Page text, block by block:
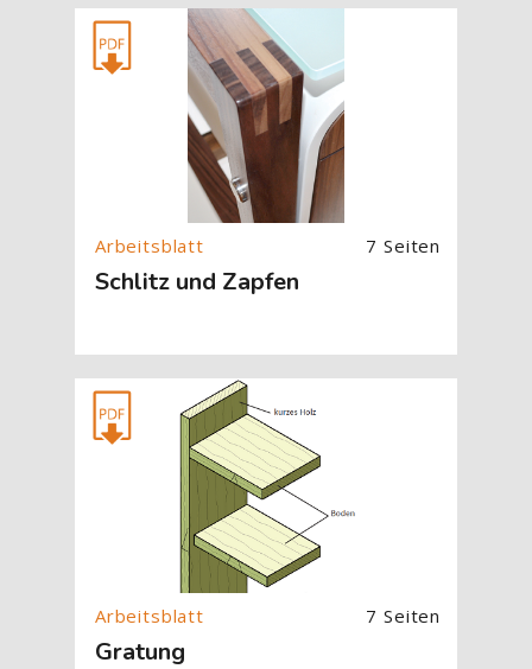
[Cocoon] About (Text with Image) überspringen
7 Seiten
Schlitz und Zapfen
[Cocoon] About (Text with Image) überspringen
7 Seiten
Gratung